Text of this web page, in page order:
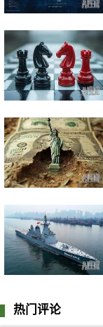
热门评论